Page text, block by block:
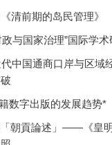
清前期的岛民管理》
与国家治理”国际学
中国通商口岸与区域
数字出版的发展趋势*
「朝貢論述」——《皇